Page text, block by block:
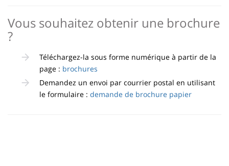
Vous souhaitez obtenir une brochure
?
Téléchargez-la sous forme numérique à partir de la
page : brochures
Demandez un envoi par courrier postal en utilisant
le formulaire : demande de brochure papier